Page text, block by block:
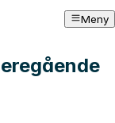
Meny